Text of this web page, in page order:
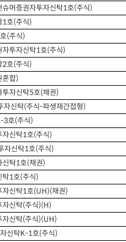
머증권자투자신탁1호(주식)
1호(주식)
호(주식)
자투자신탁1호(주식)
2호(주식)
혼합)
투자신탁5호(채권)
자신탁(주식-파생재간접형)
3호(주식)
자신탁1호(주식)
자신탁1호(주식)
신탁1호(채권)
탁1호(주식)
자신탁1호(UH)(채권)
자신탁(주식)(H)
자신탁(주식)(UH)
신탁K-1호(주식)